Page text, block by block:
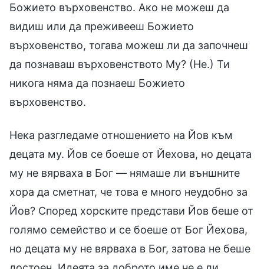
Божието върховенство. Ако не можеш да
видиш или да преживееш Божието
върховенство, тогава можеш ли да започнеш
да познаваш върховенството Му? (Не.) Ти
никога няма да познаеш Божието
върховенство.
Нека разгледаме отношението на Йов към
децата му. Йов се боеше от Йехова, но децата
му не вярваха в Бог — нямаше ли външните
хора да сметнат, че това е много неудобно за
Йов? Според хорските представи Йов беше от
голямо семейство и се боеше от Бог Йехова,
но децата му не вярваха в Бог, затова не беше